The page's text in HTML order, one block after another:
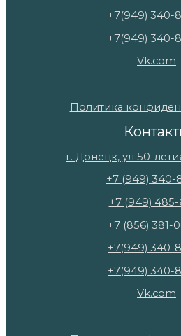
+7(949) 340-
+7(949) 340-
Vk.com
Политика
г. Донецк, ул 50-
+7 (949) 340-
+7 (949) 485-
+7 (856) 381-
+7(949) 340-
+7(949) 340-
Vk.com